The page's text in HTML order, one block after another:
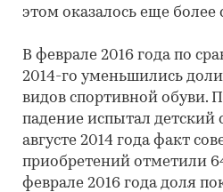
этом оказалось еще
В феврале 2016 года по
2014-го уменьшились
видов спортивной обуви.
падение испытал детский
августе 2014 года факт
приобретений отметили
феврале 2016 года доля